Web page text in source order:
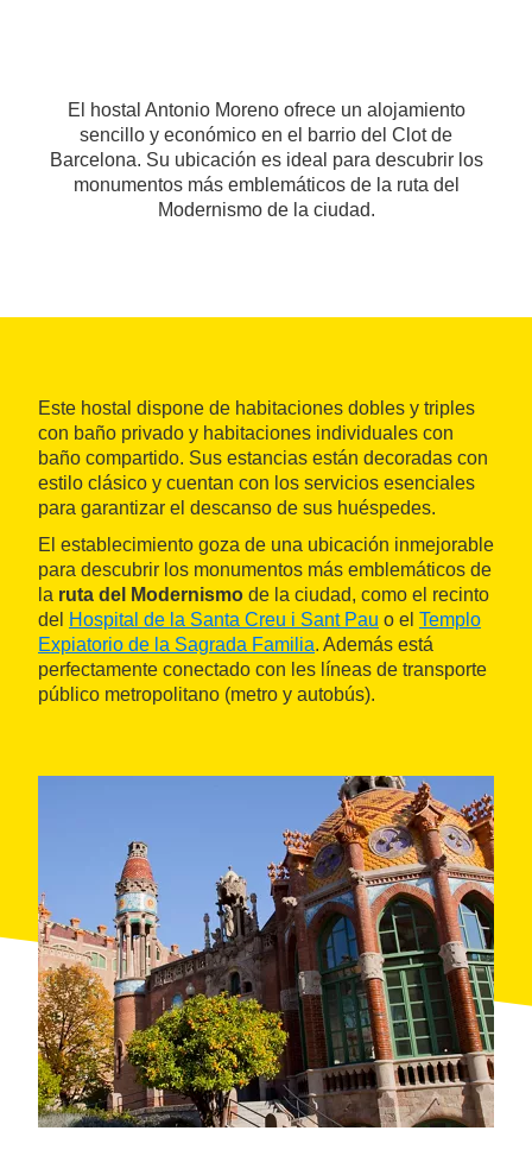
El hostal Antonio Moreno ofrece un alojamiento
sencillo y económico en el barrio del Clot de
Barcelona. Su ubicación es ideal para descubrir los
monumentos más emblemáticos de la ruta del
Modernismo de la ciudad.
Este hostal dispone de habitaciones dobles y triples
con baño privado y habitaciones individuales con
baño compartido. Sus estancias están decoradas con
estilo clásico y cuentan con los servicios esenciales
para garantizar el descanso de sus huéspedes.
El establecimiento goza de una ubicación inmejorable
para descubrir los monumentos más emblemáticos de
la ruta del Modernismo de la ciudad, como el recinto
del Hospital de la Santa Creu i Sant Pau o el Templo
Expiatorio de la Sagrada Familia. Además está
perfectamente conectado con les líneas de transporte
público metropolitano (metro y autobús).